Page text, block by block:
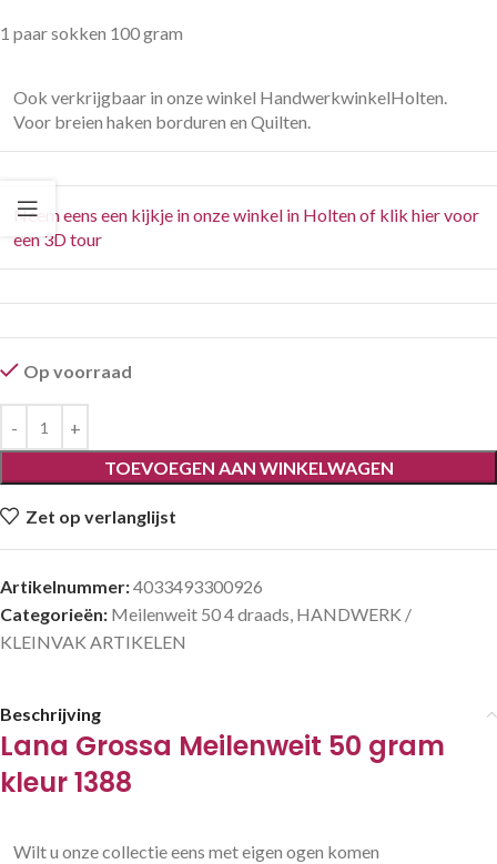
1 paar sokken 100 gram
Ook verkrijgbaar in onze winkel HandwerkwinkelHolten.
Voor breien haken borduren en Quilten.
Neem eens een kijkje in onze winkel in Holten of klik hier voor
een 3D tour
Op voorraad
TOEVOEGEN AAN WINKELWAGEN
Zet op verlanglijst
Artikelnummer:4033493300926
Categorieën: Meilenweit 50 4 draads, HANDWERK /
KLEINVAK ARTIKELEN
Beschrijving
Lana Grossa Meilenweit 50 gram
kleur 1388
Wilt u onze collectie eens met eigen ogen komen